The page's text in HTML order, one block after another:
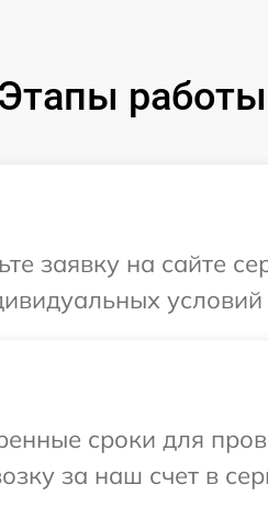
Этапы работы
заявку на сайте
сроки для
за наш счет в